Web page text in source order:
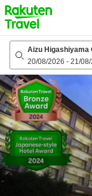
to
top
page
Aizu Higashiyama
20/08/2026 - 21/